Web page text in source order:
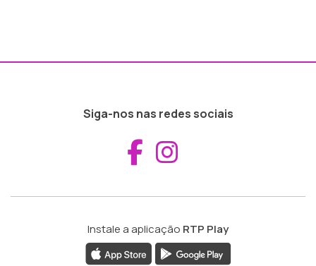
Siga-nos nas redes sociais
Aceder ao
Instale a aplicação RTP Play